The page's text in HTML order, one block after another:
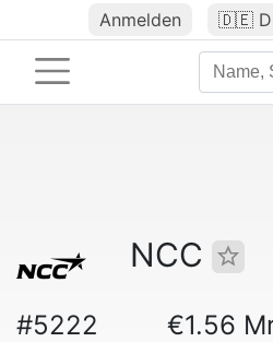
Anmelden 🇩🇪
NCC
#5222 €1.56